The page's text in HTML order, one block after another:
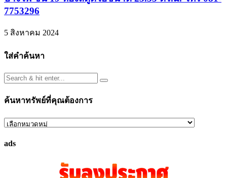
7753296
5 สิงหาคม 2024
ใส่คำค้นหา
ค้นหาทรัพย์ที่คุณต้องการ
ค้นหา
ที่
ads